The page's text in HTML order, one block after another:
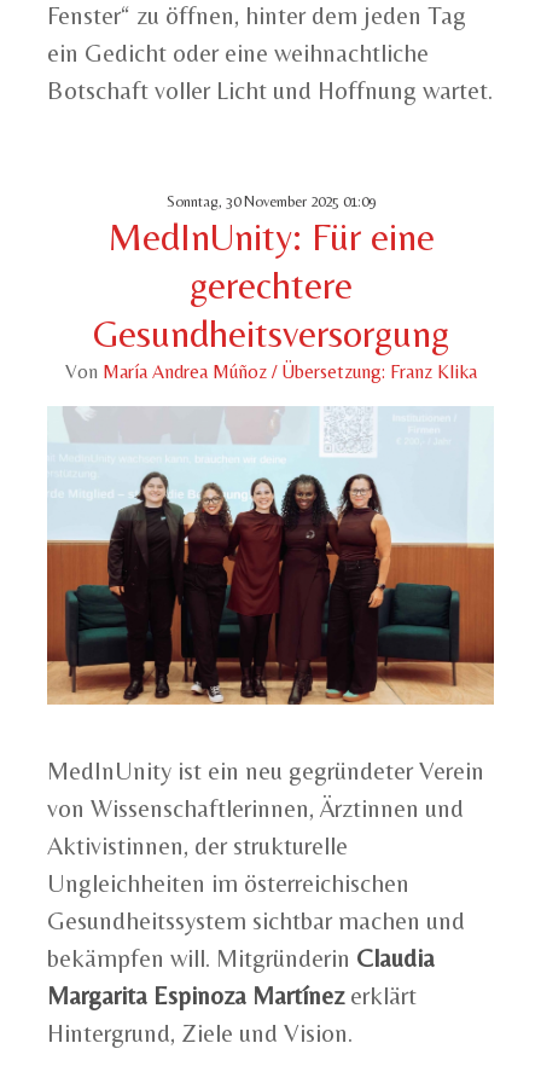
Fenster“ zu öffnen, hinter dem jeden Tag
ein Gedicht oder eine weihnachtliche
Botschaft voller Licht und Hoffnung wartet.
Sonntag, 30 November 2025 01:09
MedInUnity: Für eine
gerechtere
Gesundheitsversorgung
Von María Andrea Múñoz / Übersetzung: Franz Klika
MedInUnity ist ein neu gegründeter Verein
von Wissenschaftlerinnen, Ärztinnen und
Aktivistinnen, der strukturelle
Ungleichheiten im österreichischen
Gesundheitssystem sichtbar machen und
bekämpfen will. Mitgründerin Claudia
Margarita Espinoza Martínezerklärt
Hintergrund, Ziele und Vision.